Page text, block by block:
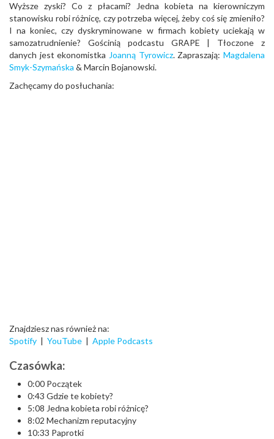
Wyższe zyski? Co z płacami? Jedna kobieta na kierowniczym
stanowisku robi różnicę, czy potrzeba więcej, żeby coś się zmieniło?
I na koniec, czy dyskryminowane w firmach kobiety uciekają w
samozatrudnienie? Gościnią podcastu GRAPE | Tłoczone z
danych jest ekonomistka Joanną Tyrowicz. Zapraszają:Magdalena
Smyk-Szymańska & Marcin Bojanowski.
Zachęcamy do posłuchania:
Znajdziesz nas również na:
Spotify | YouTube | Apple Podcasts
Czasówka:
0:00 Początek
0:43 Gdzie te kobiety?
5:08 Jedna kobieta robi różnicę?
8:02 Mechanizm reputacyjny
10:33 Paprotki